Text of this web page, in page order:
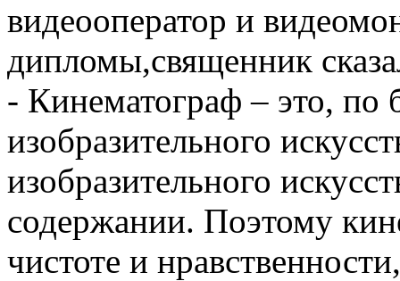
видеооператор и
дипломы,священник
- Кинематограф – это, по
изобразительного
изобразительного
содержании. Поэтому
чистоте и